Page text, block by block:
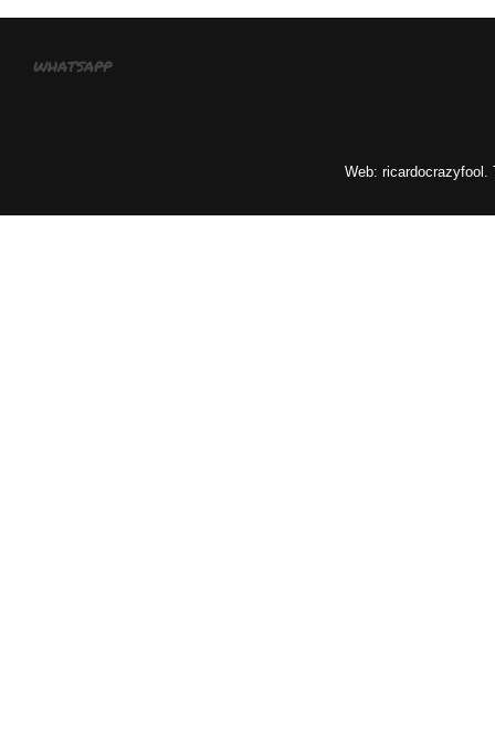
whatsapp
Web: